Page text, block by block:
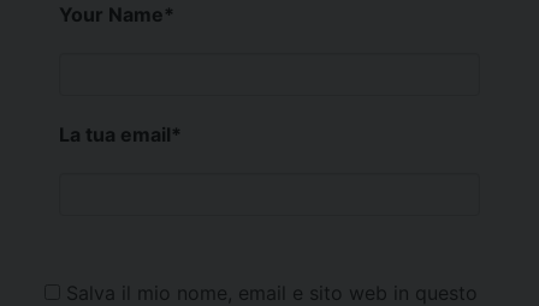
Your Name*
La tua email*
Salva il mio nome, email e sito web in questo